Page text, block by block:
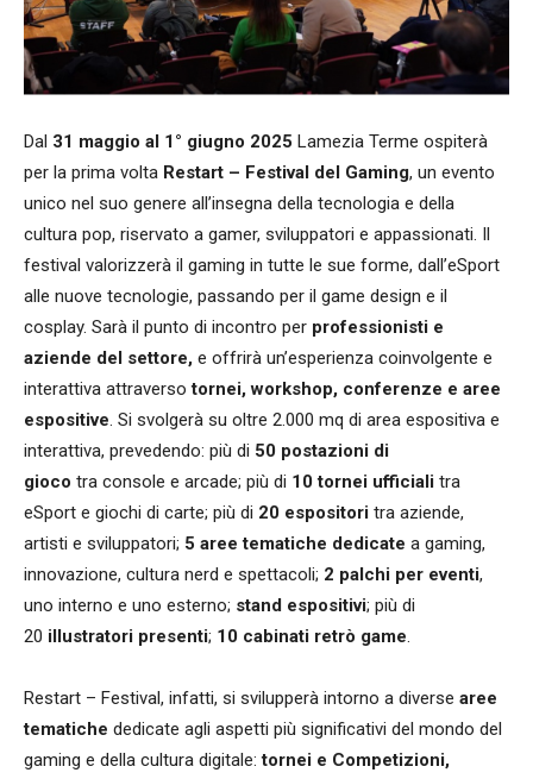
Dal 31 maggio al 1° giugno 2025 Lamezia Terme ospiterà
per la prima volta Restart – Festival del Gaming, un evento
unico nel suo genere all’insegna della tecnologia e della
cultura pop, riservato a gamer, sviluppatori e appassionati. Il
festival valorizzerà il gaming in tutte le sue forme, dall’eSport
alle nuove tecnologie, passando per il game design e il
cosplay. Sarà il punto di incontro per professionisti e
aziende del settore, e offrirà un’esperienza coinvolgente e
interattiva attraversotornei, workshop, conferenze e aree
espositive. Si svolgerà su oltre 2.000 mq di area espositiva e
interattiva, prevedendo: più di 50 postazioni di
gioco tra console e arcade; più di 10 tornei ufficiali tra
eSport e giochi di carte; più di 20 espositori tra aziende,
artisti e sviluppatori; 5 aree tematiche dedicate a gaming,
innovazione, cultura nerd e spettacoli; 2 palchi per eventi,
uno interno e uno esterno; stand espositivi; più di
20 illustratori presenti; 10 cabinati retrò game.
Restart – Festival, infatti, si svilupperà intorno a diverse aree
tematiche dedicate agli aspetti più significativi del mondo del
gaming e della cultura digitale:tornei e Competizioni,